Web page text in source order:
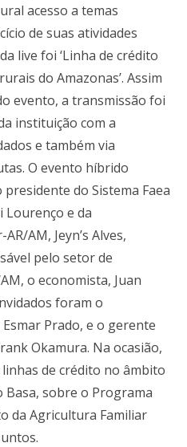
acesso a temas
de suas atividades
live foi ‘Linha de crédito
do Amazonas’. Assim
evento, a transmissão foi
instituição com a
e também via
O evento híbrido
do Sistema Faea
Lourenço e da
AM, Jeyn’s Alves,
pelo setor de
o economista, Juan
foram o
Prado, e o gerente
Okamura. Na ocasião,
de crédito no âmbito
sobre o Programa
da Agricultura Familiar